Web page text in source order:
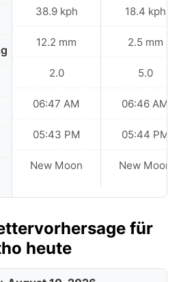
38.9 kph
12.2 mm
2.0
06:47 AM
05:43 PM
New Moon
18.4 kph
2.5 mm
5.0
06:46 AM
05:44 PM
New Moon
für
heute